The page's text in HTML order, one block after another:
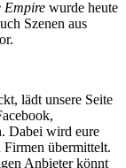
Empire wurde heute
Szenen aus
lädt unsere Seite
Dabei wird eure
Firmen übermittelt.
Anbieter könnt